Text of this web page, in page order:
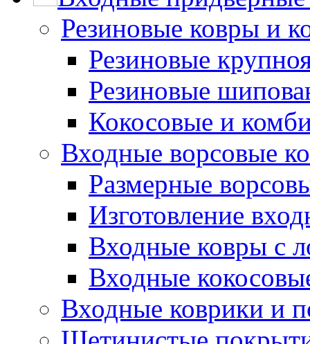
Резиновые ковры и
Резиновые
Резиновые
Кокосовые и
Входные ворсовые
Размерные
Изготовление
Входные ковры с
Входные
Входные коврики и